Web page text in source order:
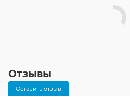
Отзывы
Оставить отзыв